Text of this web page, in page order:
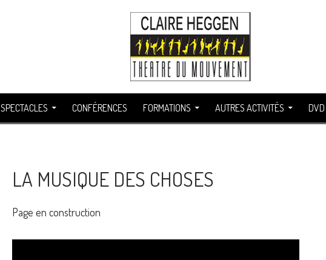
SPECTACLES CONFÉRENCES FORMATIONS AUTRES ACTIVITÉS
LA MUSIQUE DES CHOSES
Page en construction